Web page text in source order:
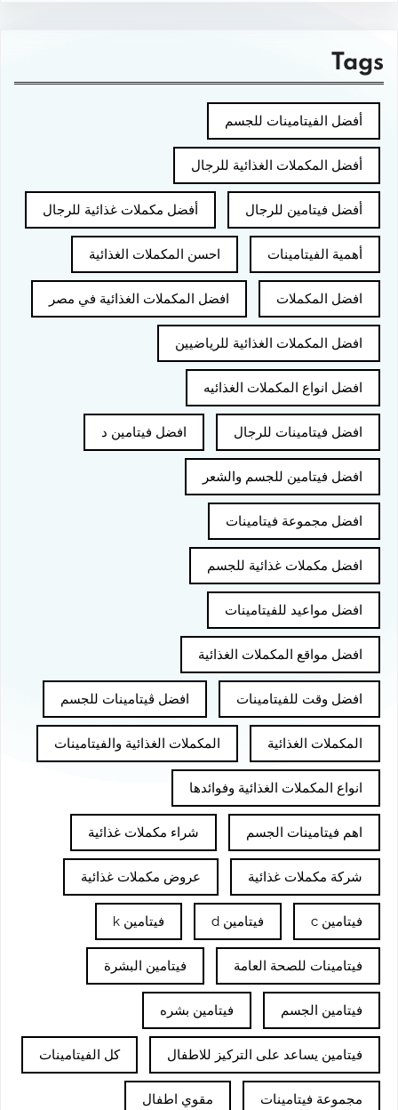
Tags
أفضل الفيتامينات للجسم
أفضل المكملات الغذائية للرجال
أفضل فيتامين للرجال أفضل مكملات غذائية للرجال
أهمية الفيتامينات احسن المكملات الغذائية
افضل المكملات افضل المكملات الغذائية في مصر
افضل المكملات الغذائية للرياضيين
افضل انواع المكملات الغذائيه
افضل فيتامينات للرجال افضل فيتامين د
افضل فيتامين للجسم والشعر
افضل مجموعة فيتامينات
افضل مكملات غذائية للجسم
افضل مواعيد للفيتامينات
افضل مواقع المكملات الغذائية
افضل وقت للفيتامينات افضل ڤيتامينات للجسم
المكملات الغذائية المكملات الغذائية والفيتامينات
انواع المكملات الغذائية وفوائدها
اهم فيتامينات الجسم شراء مكملات غذائية
شركة مكملات غذائية عروض مكملات غذائية
فيتامين c فيتامين d فيتامين k
فيتامينات للصحة العامة فيتامين البشرة
فيتامين الجسم فيتامين بشره
فيتامين يساعد على التركيز للاطفال كل الفيتامينات
مجموعة فيتامينات مقوي اطفال